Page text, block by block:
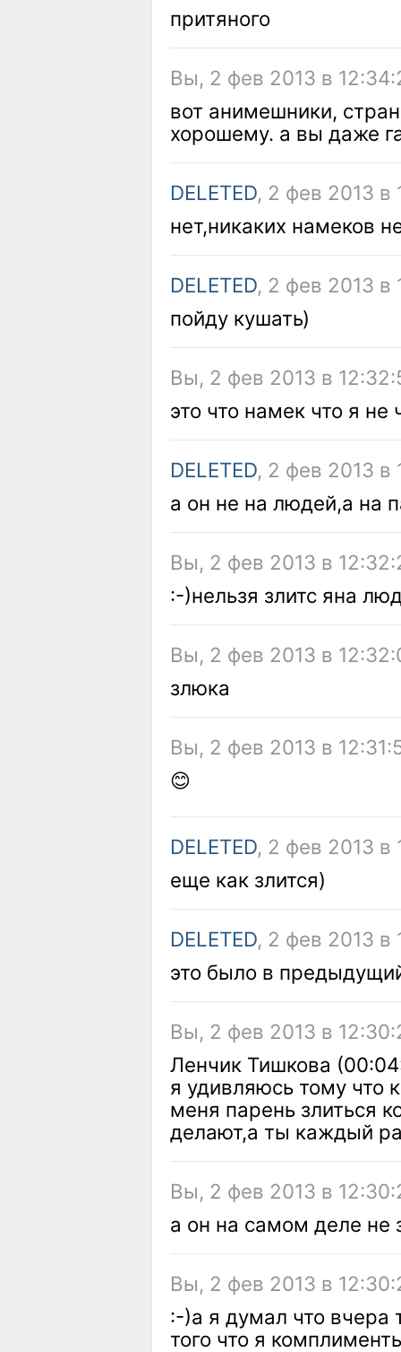
притяного
Вы, 2 фев 2013 в
вот анимешники,
хорошему. а вы даже
DELETED, 2 фев 2013 в
нет,никаких намеков
DELETED, 2 фев 2013 в
пойду кушать)
Вы, 2 фев 2013 в
это что намек что я не
DELETED, 2 фев 2013 в
а он не на людей,а на
Вы, 2 фев 2013 в
:-)нельзя злитс яна
Вы, 2 фев 2013 в
злюка
Вы, 2 фев 2013 в
😊
DELETED, 2 фев 2013 в
еще как злится)
DELETED, 2 фев 2013 в
это было в
Вы, 2 фев 2013 в
Ленчик Тишкова
я удивляюсь тому что
меня парень злиться
делают,а ты каждый
Вы, 2 фев 2013 в
а он на самом деле не
Вы, 2 фев 2013 в
:-)а я думал что вчера
того что я